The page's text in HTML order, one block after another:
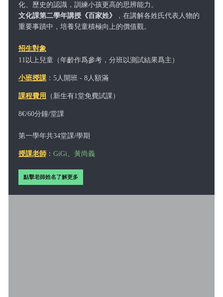
化、歷史的認識，訓練小孩更高的思辨能力。
文化課第二學年講授《百家姓》
，在講解各姓氏代表人物的
重要事蹟中，培養兒童積極向上的價值觀。
招生對象
11以上兒童（年齡作爲參考，分班以測試結果爲主）
小班授課：5人開班 - 8人額滿
課程費用 （新生有1堂免費試課）
8€/60分鐘/堂課
第一學年共34堂課/學期
授課老師： GiGi 黃尚義
點擊老師姓名了解更多